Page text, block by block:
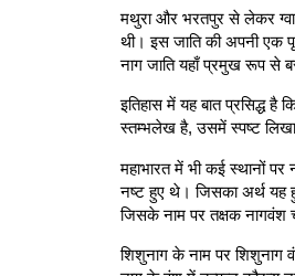
मथुरा और भरतपुर से लेकर
थी। इस जाति की अपनी एक
नाग जाति यहाँ प्रमुख रूप से
इतिहास में यह बात प्रसिद्ध है
स्तम्भलेख है, उसमें स्पष्ट लिखा
महाभारत में भी कई स्थानों
नष्ट हुए थे। जिसका अर्थ यह
जिसके नाम पर तक्षक नागवंश
शिशुनाग के नाम पर शिशुनाग